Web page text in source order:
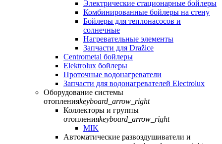
Электрические стационарные бойлеры
Комбинированные бойлеры на стену
Бойлеры для теплонасосов и
солнечные
Нагревательные элементы
Запчасти для Dražice
Centrometal бойлеры
Elektrolux бойлеры
Проточные водонагреватели
Запчасти для водонагревателей Electrolux
Оборудование системы
отопленияkeyboard_arrow_right
Коллекторы и группы
отопленияkeyboard_arrow_right
MIK
Автоматические развоздушиватели и